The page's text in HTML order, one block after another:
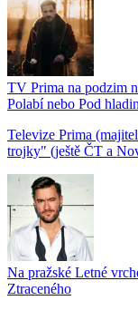
TV Prima na podzim
Polabí nebo Pod
Televize Prima
trojky" (ještě ČT a
Na pražské Letné
Ztraceného